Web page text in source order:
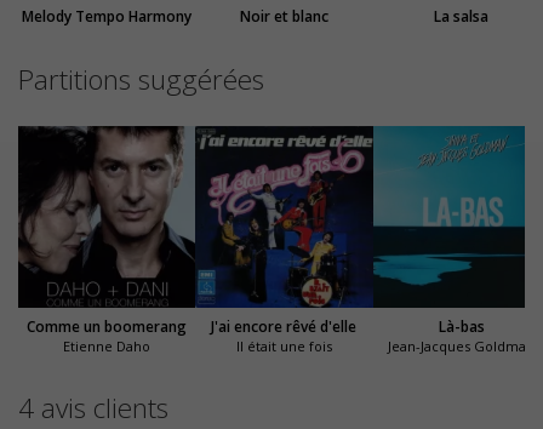
Melody Tempo Harmony Noir et blanc La salsa
Partitions suggérées
Comme un boomerang
Etienne Daho
J'ai encore rêvé d'elle
Il était une fois
Là-bas
Jean-Jacques Goldman
4 avis clients